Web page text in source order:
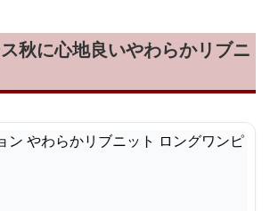
秋に心地良いやわらかリブニ